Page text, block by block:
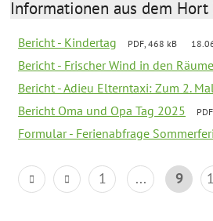
Informationen aus dem Hort
Bericht - Kindertag PDF, 468 kB
Bericht - Frischer Wind in den
Bericht - Adieu Elterntaxi: Zum 2.
Bericht Oma und Opa Tag 2025
Formular - Ferienabfrage
1 ... 9